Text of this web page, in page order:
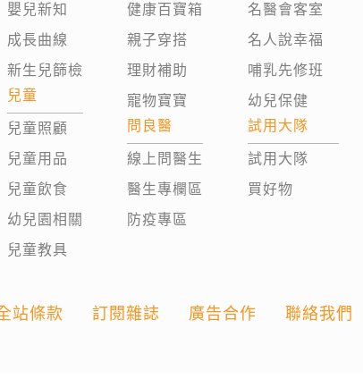
嬰兒新知
成長曲線
新生兒篩檢
兒童
兒童照顧
兒童用品
兒童飲食
幼兒園相關
兒童教具
健康百寶箱
親子穿搭
理財補助
寵物寶寶
問良醫
線上問醫生
醫生專欄區
防疫專區
名醫會客室
名人說幸福
哺乳先修班
幼兒保健
試用大隊
試用大隊
買好物
站條款 訂閱雜誌 廣告合作 聯絡我們